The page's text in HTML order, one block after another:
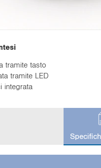
tramite tasto
tramite LED
integrata
r